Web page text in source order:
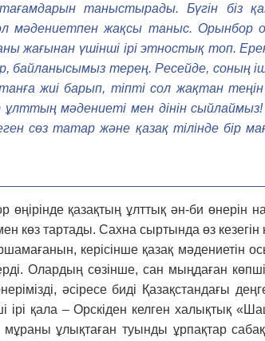
таныстырады. Бүгін біз
мәдениетпен жақсы та­ныс. Орынбор
жағынан үшінші ірі этностық топ.
байланысымыз терең. Ресейде, соның
жиі барып, тіпті сол жақтан
мәдениеті мен дінін сыйлаймыз!
сөз татар және қазақ тілінде бір
өңірінде қазақтың ұлт­тық ән-би
көз тартады. Сахна сыртында өз кезегін
керісінше қазақ мәдениетін
Олардың сөзінше, сан мыңдаған
әсіресе биді Қазақстандағы
қала – Орскіден келген халық­тық
ұлықтаған туынды ұрпақтар